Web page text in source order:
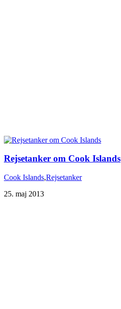
Rejsetanker om Cook Islands
Cook Islands,Rejsetanker
25. maj 2013